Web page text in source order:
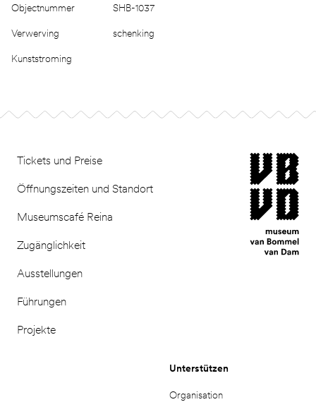
Objectnummer SHB-1037
Verwerving schenking
Kunststroming
Tickets und Preise
Öffnungszeiten und Standort
Museumscafé Reina
Zugänglichkeit
Ausstellungen
Führungen
Projekte
museum van
Unterstützen
Organisation